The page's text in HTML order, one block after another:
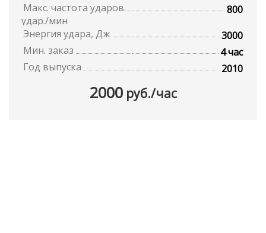
Макс. частота ударов.
удар./мин
800
Энергия удара, Дж
3000
Мин. заказ
4 час
Год выпуска
2010
2000руб./час